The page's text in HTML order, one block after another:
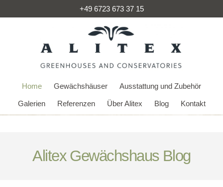
+49 6723 673 37 15
Home Gewächshäuser Ausstattung und Zubehör
Galerien Referenzen Über Alitex Blog Kontakt
Alitex Gewächshaus Blog